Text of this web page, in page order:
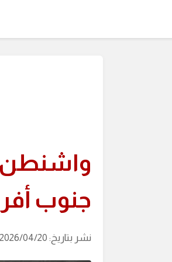
واشنطن
جنوب
نشر بتاريخ: 2026/04/20 (آخر تحديث: 2026/08/05 الساعة: 23:03)